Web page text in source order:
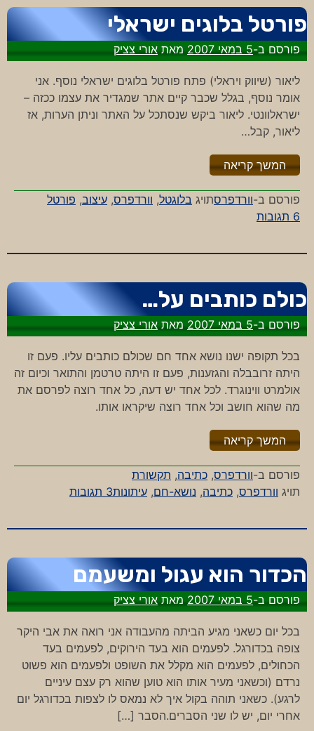
העוקץ
פורטל בלוגים ישראלי
פורסם ב-5 במאי 2007 מאתאורי צציק
ליאור (שיווק ויראלי) פתח פורטל בלוגים ישראלי נוסף. אני
אומר נוסף, בגלל שכבר קיים אתר שמגדיר את עצמו ככזה –
ישראלוונטי. ליאור ביקש שנסתכל על האתר וניתן הערות, אז
ליאור, קבל…
המשך קריאה"%s"
פורסם ב-וורדפרסתויג בלוגטל, וורדפרס, עיצוב, פורטל
6 תגובות
על
בלוגים
כולם כותבים על…
פורסם ב-5 במאי 2007 מאתאורי צציק
בכל תקופה ישנו נושא אחד חם שכולם כותבים עליו. פעם זו
היתה זרובבלה והגזענות, פעם זו היתה טרטמן והתואר וכיום זה
אולמרט ווינוגרד. לכל אחד יש דעה, כל אחד רוצה לפרסם את
מה שהוא חושב וכל אחד רוצה שיקראו אותו.
המשך קריאה"%s"
פורסם ב-וורדפרס, כתיבה, תקשורת
תויג וורדפרס, כתיבה, נושא-חם, עיתונות3 תגובות
על
כותבים
הכדור הוא עגול ומשעמם
פורסם ב-5 במאי 2007 מאתאורי צציק
בכל יום כשאני מגיע הביתה מהעבודה אני רואה את אבי היקר
צופה בכדורגל. לפעמים הוא בעד הירוקים, לפעמים בעד
הכחולים, לפעמים הוא מקלל את השופט ולפעמים הוא פשוט
נרדם (וכשאני מעיר אותו הוא טוען שהוא רק עצם עיניים
לרגע). כשאני תוהה בקול איך לא נמאס לו לצפות בכדורגל יום
אחרי יום, יש לו שני הסברים.הסבר […]